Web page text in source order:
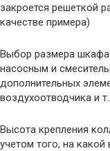
закроется решеткой
качестве примера)
Выбор размера шкафа
насосным и
дополнительных
воздухоотводчика и
Высота крепления
учетом того, на